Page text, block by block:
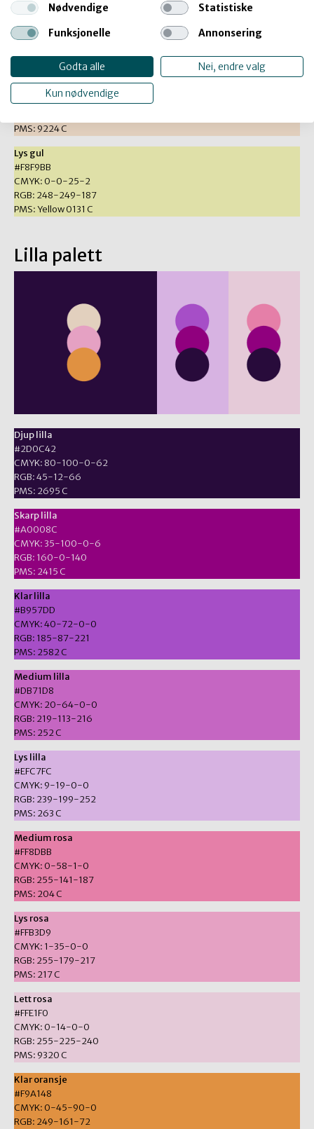
#FAB36B
RGB: 250-179-107
Lett oransje
#FCE7D4
CMYK: 0-11-18-0
PMS: 9224 C
Lys gul
#F8F9BB
CMYK: 0-0-25-2
RGB: 248-249-187
PMS: Yellow 0131 C
Lilla palett
Djup lilla
#2D0C42
CMYK: 80-100-0-62
RGB: 45-12-66
PMS: 2695 C
Skarp lilla
#A0008C
CMYK: 35-100-0-6
RGB: 160-0-140
PMS: 2415 C
Klar lilla
#B957DD
CMYK: 40-72-0-0
RGB: 185-87-221
PMS: 2582 C
Medium lilla
#DB71D8
CMYK: 20-64-0-0
RGB: 219-113-216
PMS: 252 C
Lys lilla
#EFC7FC
CMYK: 9-19-0-0
RGB: 239-199-252
PMS: 263 C
Medium rosa
#FF8DBB
CMYK: 0-58-1-0
RGB: 255-141-187
PMS: 204 C
Lys rosa
#FFB3D9
CMYK: 1-35-0-0
RGB: 255-179-217
PMS: 217 C
Lett rosa
#FFE1F0
CMYK: 0-14-0-0
RGB: 255-225-240
PMS: 9320 C
Klar oransje
#F9A148
CMYK: 0-45-90-0
RGB: 249-161-72
Nødvendige
Statistiske
Funksjonelle
Annonsering
Godta alle Nei, endre valg
Kun nødvendige